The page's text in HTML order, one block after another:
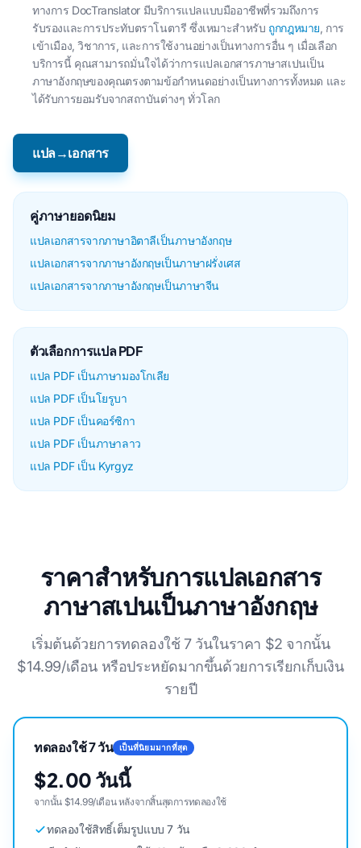
ทางการ DocTranslator มีบริการแปลแบบมืออาชีพที่รวมถึงการ
รับรองและการประทับตราโนตารี ซึ่งเหมาะสำหรับ ถูกกฎหมาย, การ
เข้าเมือง, วิชาการ, และการใช้งานอย่างเป็นทางการอื่น ๆ เมื่อเลือก
บริการนี้ คุณสามารถมั่นใจได้ว่าการแปลเอกสารภาษาสเปนเป็น
ภาษาอังกฤษของคุณตรงตามข้อกําหนดอย่างเป็นทางการทั้งหมด และ
ได้รับการยอมรับจากสถาบันต่างๆ ทั่วโลก
แปล→เอกสาร
คู่ภาษายอดนิยม
แปลเอกสารจากภาษาอิตาลีเป็นภาษาอังกฤษ
แปลเอกสารจากภาษาอังกฤษเป็นภาษาฝรั่งเศส
แปลเอกสารจากภาษาอังกฤษเป็นภาษาจีน
ตัวเลือกการแปล PDF
แปล PDF เป็นภาษามองโกเลีย
แปล PDF เป็นโยรูบา
แปล PDF เป็นคอร์ซิกา
แปล PDF เป็นภาษาลาว
แปล PDF เป็น Kyrgyz
ราคาสำหรับการแปลเอกสาร
ภาษาสเปนเป็นภาษาอังกฤษ
เริ่มต้นด้วยการทดลองใช้ 7 วันในราคา $2 จากนั้น
$14.99/เดือน หรือประหยัดมากขึ้นด้วยการเรียกเก็บเงิน
รายปี
ทดลองใช้ 7 วัน เป็นที่นิยมมากที่สุด
$2.00 วันนี้
จากนั้น $14.99/เดือน หลังจากสิ้นสุดการทดลองใช้
ทดลองใช้สิทธิ์เต็มรูปแบบ 7 วัน